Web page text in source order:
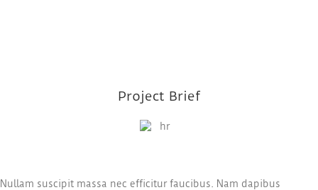
Project Brief
Nullam suscipit massa nec efficitur faucibus. Nam dapibus